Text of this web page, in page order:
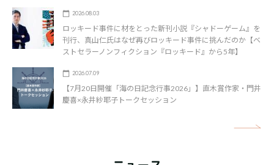
2026.08.03
ロッキード事件に材をとった新刊小説『シャドーゲーム』を
刊行、真山仁氏はなぜ再びロッキード事件に挑んだのか【ベ
ストセラーノンフィクション『ロッキード』から5年】
2026.07.09
【7月20日開催「海の日記念行事2026」】直木賞作家・門井
慶喜×永井紗耶子トークセッション